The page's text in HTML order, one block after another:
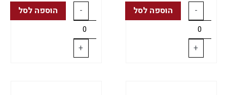
-
+
הוספה לסל -
+
הוספה לסל